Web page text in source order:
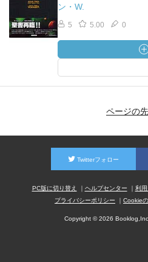
ン・W.
5 5.00 0
ページの
Twitterフォロー
PC版に切り替え ヘルプセンター 利
プライバシーポリシー
Cookie
Copyright © 2026